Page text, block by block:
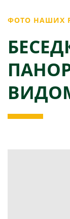
ФОТО НАШИХ